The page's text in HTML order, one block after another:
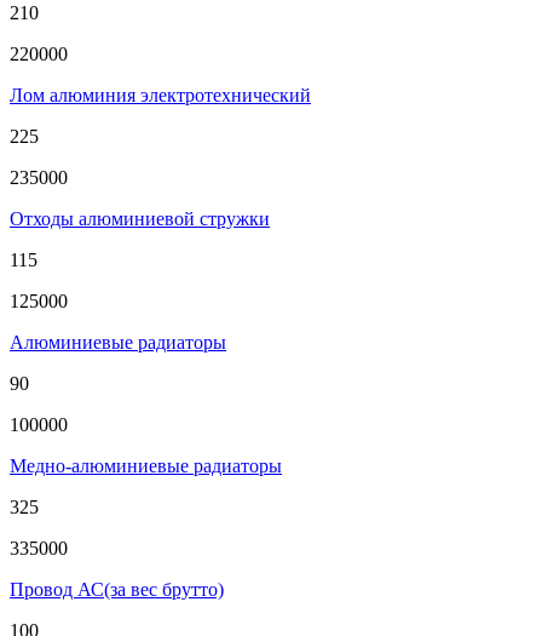
210
220000
Лом алюминия электротехнический
225
235000
Отходы алюминиевой стружки
115
125000
Алюминиевые радиаторы
90
100000
Медно-алюминиевые радиаторы
325
335000
Провод АС(за вес брутто)
100